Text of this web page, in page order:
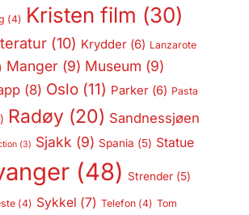
(4) Kristen film (30)
(10) Krydder(6) Lanzarote
Manger(9) Museum (9)
(8) Oslo(11) Parker(6) Pasta
Radøy(20) Sandnessjøen
(3) Sjakk (9) Spania (5) Statue
(48) Strender(5)
(4) Sykkel (7) Telefon(4) Tom